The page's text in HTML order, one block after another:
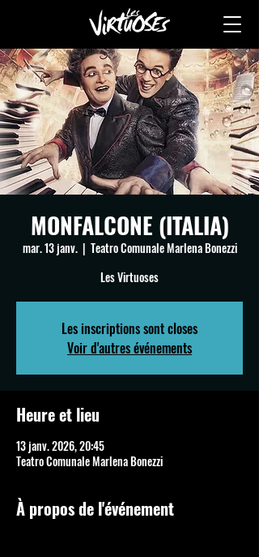
MONFALCONE (ITALIA)
mar. 13 janv.
  |
Teatro Comunale Marlena Bonezzi
Les Virtuoses
Les inscriptions sont closes
Voir d'autres événements
Heure et lieu
13 janv. 2026, 20:45
Teatro Comunale Marlena Bonezzi
À propos de l'événement